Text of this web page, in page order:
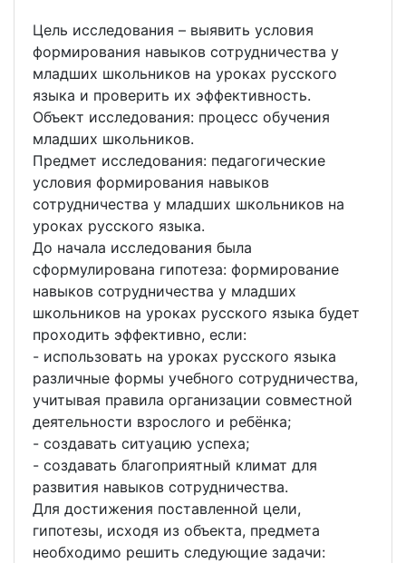
Цель исследования – выявить условия
формирования навыков сотрудничества у
младших школьников на уроках русского
языка и проверить их эффективность.
Объект исследования: процесс обучения
младших школьников.
Предмет исследования: педагогические
условия формирования навыков
сотрудничества у младших школьников на
уроках русского языка.
До начала исследования была
сформулирована гипотеза: формирование
навыков сотрудничества у младших
школьников на уроках русского языка будет
проходить эффективно, если:
- использовать на уроках русского языка
различные формы учебного сотрудничества,
учитывая правила организации совместной
деятельности взрослого и ребёнка;
- создавать ситуацию успеха;
- создавать благоприятный климат для
развития навыков сотрудничества.
Для достижения поставленной цели,
гипотезы, исходя из объекта, предмета
необходимо решить следующие задачи: